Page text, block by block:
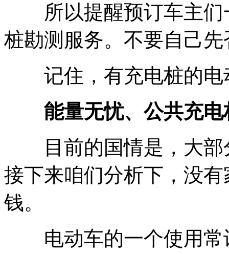
所以提醒预订车主们
桩勘测服务。不要自己
记住，有充电桩的电
能量无忧、公共充
目前的国情是，大部
接下来咱们分析下，没
钱。
电动车的一个使用常